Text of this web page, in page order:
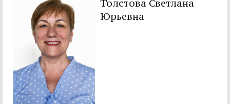
Толстова Светлана
Юрьевна